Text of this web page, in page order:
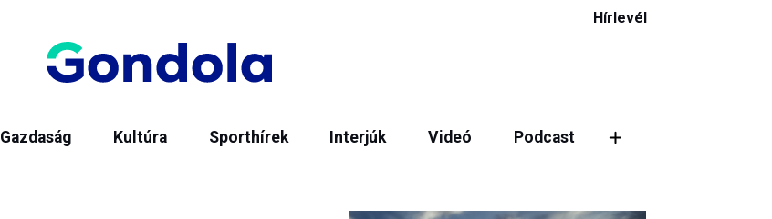
Hírlevél
Gazdaság Kultúra Sporthírek Interjúk Videó Podcast